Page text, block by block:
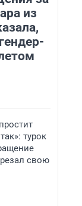
из
турок
свою